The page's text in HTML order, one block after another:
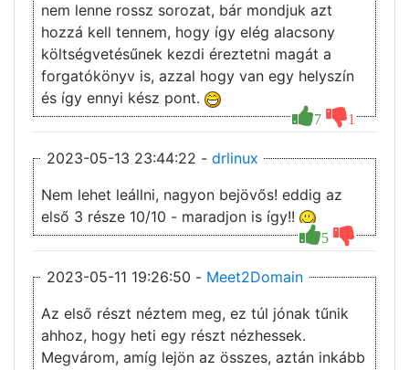
7 1
nem lenne rossz sorozat, bár mondjuk azt
hozzá kell tennem, hogy így elég alacsony
költségvetésűnek kezdi éreztetni magát a
forgatókönyv is, azzal hogy van egy helyszín
és így ennyi kész pont.
2023-05-13 23:44:22 - drlinux
5
Nem lehet leállni, nagyon bejövős! eddig az
első 3 része 10/10 - maradjon is így!!
2023-05-11 19:26:50 - Meet2Domain
Az első részt néztem meg, ez túl jónak tűnik
ahhoz, hogy heti egy részt nézhessek.
Megvárom, amíg lejön az összes, aztán inkább